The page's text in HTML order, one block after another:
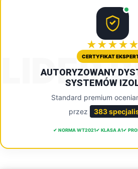
LIDER
★★★★★
CERTYFIKAT
AUTORYZOWANY
SYSTEMÓW
Standard premium
przez
383
✔ NORMA WT2021✔ KLASA A1✔